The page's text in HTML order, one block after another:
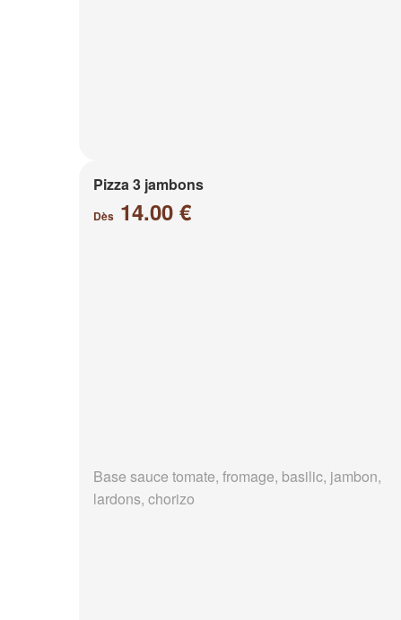
Pizza 3 jambons
Dès 14.00 €
Base sauce tomate, fromage, basilic, jambon,
lardons, chorizo